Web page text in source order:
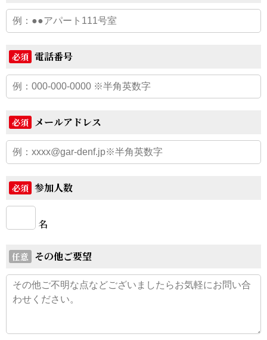
必須 電話番号
必須 メールアドレス
必須 参加人数
名
任意 その他ご要望